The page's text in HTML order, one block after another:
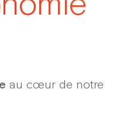
au cœur de notre